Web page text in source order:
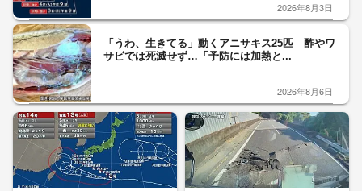
2026年8月3日
「うわ、生きてる」動くアニサキス25匹 酢やワ
サビでは死滅せず…「予防には加熱と...
2026年8月6日